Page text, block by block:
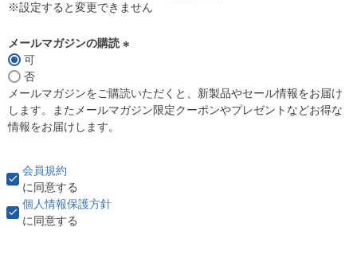
※設定すると変更できません
メールマガジンの購読
須
)
可
否
メールマガジンをご購読いただくと、新製品やセール情報をお届け
します。またメールマガジン限定クーポンやプレゼントなどお得な
情報をお届けします。
会員規約
に同意する
個人情報保護方針
に同意する